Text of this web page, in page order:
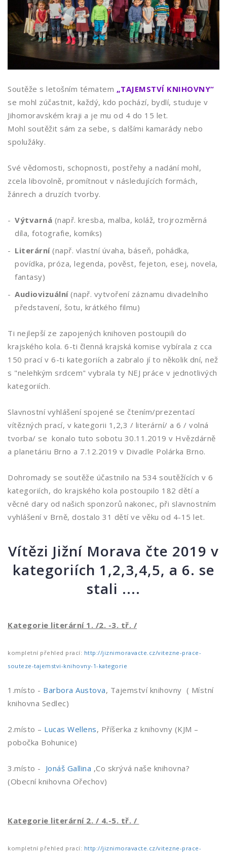
Soutěže s letošním tématem „TAJEMSTVÍ KNIHOVNY“
se mohl zúčastnit, každý, kdo pochází, bydlí, studuje v
Jihomoravském kraji a je mu od 4 do 15 let.
Mohl soutěžit sám za sebe, s dalšími kamarády nebo
spolužáky.
Své vědomosti, schopnosti, postřehy a nadání mohl,
zcela libovolně, promítnout v následujících formách,
žánrech a druzích tvorby.
Výtvarná (např. kresba, malba, koláž, trojrozměrná
díla, fotografie, komiks)
Literární(např. vlastní úvaha, báseň, pohádka,
povídka, próza, legenda, pověst, fejeton, esej, novela,
fantasy)
Audiovizuální(např. vytvoření záznamu divadelního
představení, šotu, krátkého filmu)
Ti nejlepší ze zapojených knihoven postoupili do
krajského kola. 6-ti členná krajská komise vybírala z cca
150 prací v 6-ti kategoriích a zabralo jí to několik dní, než
s "nelehkým srdcem" vybrala ty NEJ práce v jednotlivých
kategoriích.
Slavnostní vyhlášení spojené se čtením/prezentací
vítězných prací, v kategorii 1,2,3 / literární/ a 6 / volná
tvorba/ se konalo tuto sobotu 30.11.2019 v Hvězdárně
a planetáriu Brno a 7.12.2019 v Divadle Polárka Brno.
Dohromady se soutěže účastnilo na 534 soutěžících v 6
kategoriích, do krajského kola postoupilo 182 dětí a
věcné dary od našich sponzorů nakonec, při slavnostním
vyhlášení v Brně, dostalo 31 dětí ve věku od 4-15 let.
Vítězi Jižní Morava čte 2019 v
kategoriích 1,2,3,4,5, a 6. se
stali ....
Kategorie literární 1. /2. -3. tř. /
kompletní přehled prací: http://jiznimoravacte.cz/vitezne-prace-
souteze-tajemstvi-knihovny-1-kategorie
1.místo - Barbora Austova, Tajemství knihovny ( Místní
knihovna Sedlec)
2.místo – Lucas Wellens, Příšerka z knihovny (KJM –
pobočka Bohunice)
3.místo - Jonáš Gallina ,Co skrývá naše knihovna?
(Obecní knihovna Ořechov)
Kategorie literární 2. / 4.-5. tř. /
kompletní přehled prací: http://jiznimoravacte.cz/vitezne-prace-